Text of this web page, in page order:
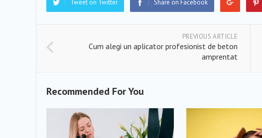
Tweet on Twitter Share on Facebook
PREVIOUS ARTICLE
Cum alegi un aplicator profesionist de beton
amprentat
Recommended For You